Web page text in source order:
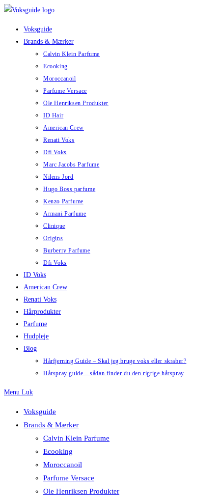
Skip
Voksguide
Brands & Mærker
Calvin Klein Parfume
Ecooking
Moroccanoil
Parfume Versace
Ole Henriksen Produkter
ID Hair
American Crew
Renati Voks
Dfi Voks
Marc Jacobs Parfume
Nilens Jord
Hugo Boss parfume
Kenzo Parfume
Armani Parfume
Clinique
Origins
Burberry Parfume
Dfi Voks
ID Voks
American Crew
Renati Voks
Hårprodukter
Parfume
Hudpleje
Blog
Hårfjerning Guide – Skal jeg bruge voks eller skraber?
Hårspray guide – sådan finder du den rigtige hårspray
Menu Luk
Voksguide
Brands & Mærker
Calvin Klein Parfume
Ecooking
Moroccanoil
Parfume Versace
Ole Henriksen Produkter